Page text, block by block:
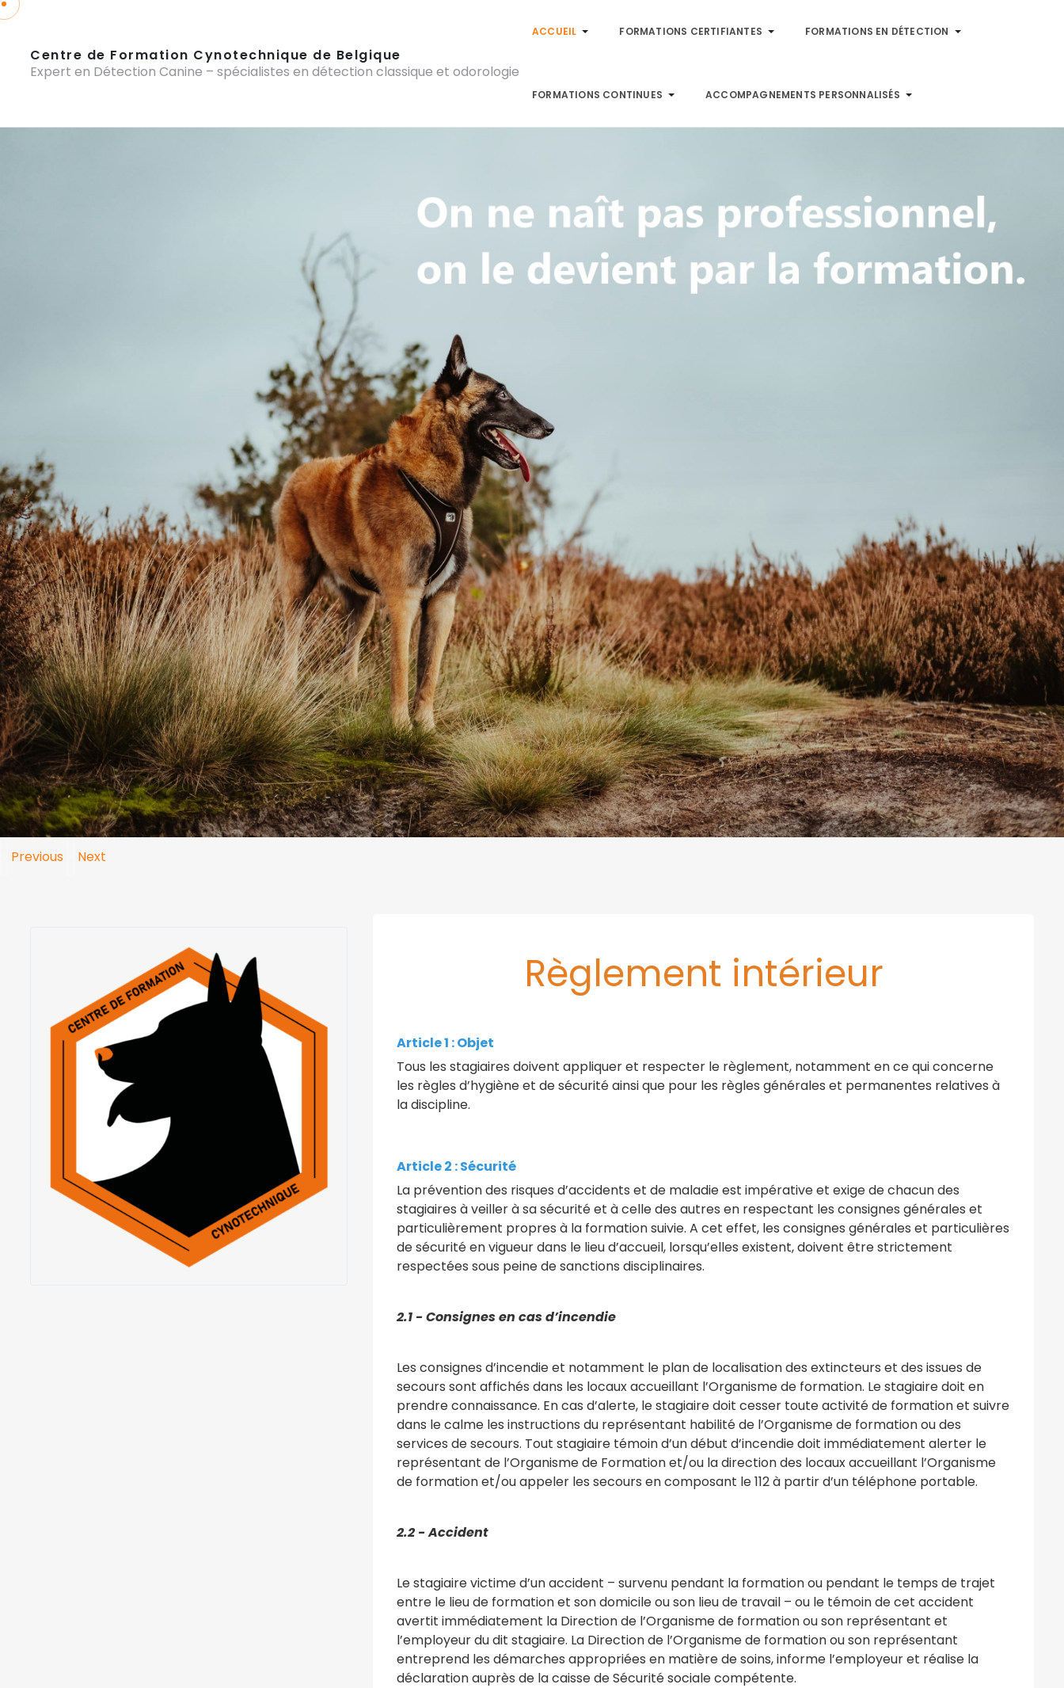
Centre de Formation Cynotechnique de Belgique
Expert en Détection Canine – spécialistes en détection classique et odorologie
ACCUEIL FORMATIONS CERTIFIANTES FORMATIONS EN DÉTECTION
FORMATIONS CONTINUES ACCOMPAGNEMENTS PERSONNALISÉS
Previous Next
Règlement intérieur
Article 1 : Objet
Tous les stagiaires doivent appliquer et respecter le règlement, notamment en ce qui concerne
les règles d’hygiène et de sécurité ainsi que pour les règles générales et permanentes relatives à
la discipline.
Article 2 : Sécurité
La prévention des risques d’accidents et de maladie est impérative et exige de chacun des
stagiaires à veiller à sa sécurité et à celle des autres en respectant les consignes générales et
particulièrement propres à la formation suivie. A cet effet, les consignes générales et particulières
de sécurité en vigueur dans le lieu d’accueil, lorsqu’elles existent, doivent être strictement
respectées sous peine de sanctions disciplinaires.
2.1 - Consignes en cas d’incendie
Les consignes d’incendie et notamment le plan de localisation des extincteurs et des issues de
secours sont affichés dans les locaux accueillant l’Organisme de formation. Le stagiaire doit en
prendre connaissance. En cas d’alerte, le stagiaire doit cesser toute activité de formation et suivre
dans le calme les instructions du représentant habilité de l’Organisme de formation ou des
services de secours. Tout stagiaire témoin d’un début d’incendie doit immédiatement alerter le
représentant de l’Organisme de Formation et/ou la direction des locaux accueillant l’Organisme
de formation et/ou appeler les secours en composant le 112 à partir d’un téléphone portable.
2.2 - Accident
Le stagiaire victime d’un accident – survenu pendant la formation ou pendant le temps de trajet
entre le lieu de formation et son domicile ou son lieu de travail – ou le témoin de cet accident
avertit immédiatement la Direction de l’Organisme de formation ou son représentant et
l’employeur du dit stagiaire. La Direction de l’Organisme de formation ou son représentant
entreprend les démarches appropriées en matière de soins, informe l’employeur et réalise la
déclaration auprès de la caisse de Sécurité sociale compétente.